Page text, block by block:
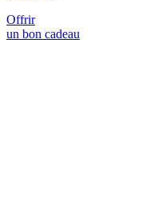
Offrir
un bon cadeau